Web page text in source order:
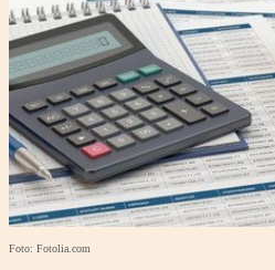
Foto: Fotolia.com